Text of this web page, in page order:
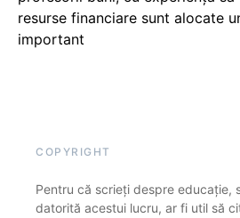
resurse financiare sunt alocate
important
COPYRIGHT
Pentru că scrieți despre educație,
datorită acestui lucru, ar fi util să